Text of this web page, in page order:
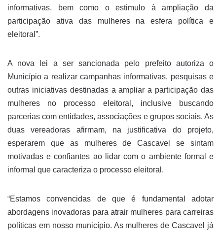
informativas, bem como o estimulo à ampliação da
participação ativa das mulheres na esfera política e
eleitoral”.
A nova lei a ser sancionada pelo prefeito autoriza o
Município a realizar campanhas informativas, pesquisas e
outras iniciativas destinadas a ampliar a participação das
mulheres no processo eleitoral, inclusive buscando
parcerias com entidades, associações e grupos sociais. As
duas vereadoras afirmam, na justificativa do projeto,
esperarem que as mulheres de Cascavel se sintam
motivadas e confiantes ao lidar com o ambiente formal e
informal que caracteriza o processo eleitoral.
“Estamos convencidas de que é fundamental adotar
abordagens inovadoras para atrair mulheres para carreiras
políticas em nosso município. As mulheres de Cascavel já